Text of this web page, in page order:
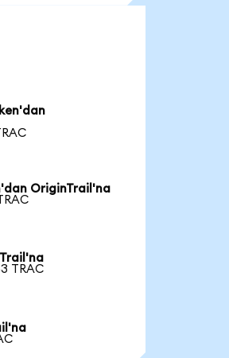
OriginTrail'na
TRAC